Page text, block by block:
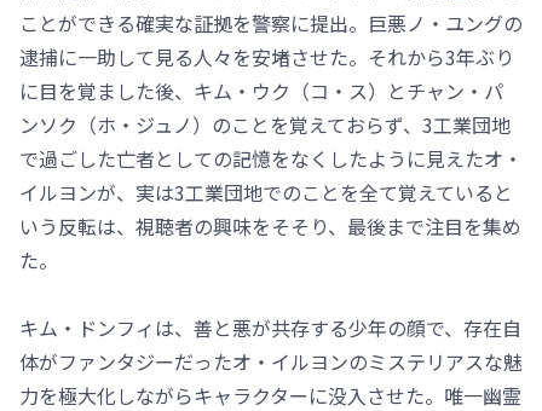
ことができる確実な証拠を警察に提出。巨悪ノ・ユングの
逮捕に一助して見る人々を安堵させた。それから3年ぶり
に目を覚ました後、キム・ウク（コ・ス）とチャン・パ
ンソク（ホ・ジュノ）のことを覚えておらず、3工業団地
で過ごした亡者としての記憶をなくしたように見えたオ・
イルヨンが、実は3工業団地でのことを全て覚えていると
いう反転は、視聴者の興味をそそり、最後まで注目を集め
た。
キム・ドンフィは、善と悪が共存する少年の顔で、存在自
体がファンタジーだったオ・イルヨンのミステリアスな魅
力を極大化しながらキャラクターに没入させた。唯一幽霊